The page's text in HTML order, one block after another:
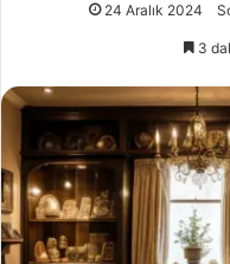
24 Aralık 2024
3